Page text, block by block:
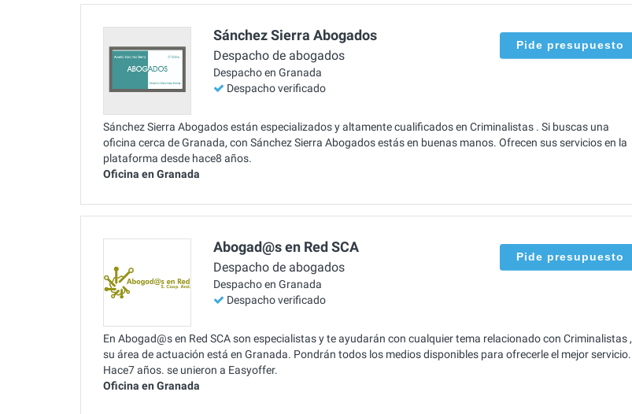
Sánchez Sierra Abogados
Despacho de abogados
Despacho en Granada
Despacho verificado
Pide presupuesto
Sánchez Sierra Abogados están especializados y altamente cualificados en Criminalistas . Si buscas una
oficina cerca de Granada, con Sánchez Sierra Abogados estás en buenas manos. Ofrecen sus servicios en la
plataforma desde hace8 años.
Oficina en Granada
Abogad@s en Red SCA
Despacho de abogados
Despacho en Granada
Despacho verificado
Pide presupuesto
En Abogad@s en Red SCA son especialistas y te ayudarán con cualquier tema relacionado con Criminalistas ,
su área de actuación está en Granada. Pondrán todos los medios disponibles para ofrecerle el mejor servicio.
Hace7 años. se unieron a Easyoffer.
Oficina en Granada